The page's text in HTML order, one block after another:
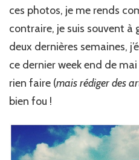
ces photos, je me rends
contraire, je suis souvent à
deux dernières semaines,
ce dernier week end de
rien faire (mais rédiger des
bien fou !